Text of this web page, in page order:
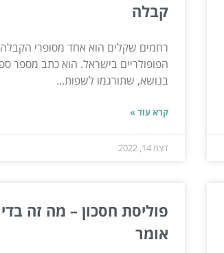
קבלה
רחמים שקלים הוא אחד מסופרי הקבלה
הפופולריים בישראל. הוא כתב מספר
בנושא, שתורגמו לשפות...
קרא עוד »
דצמ 14, 2022
פוליסת חסכון – מה זה
אומר